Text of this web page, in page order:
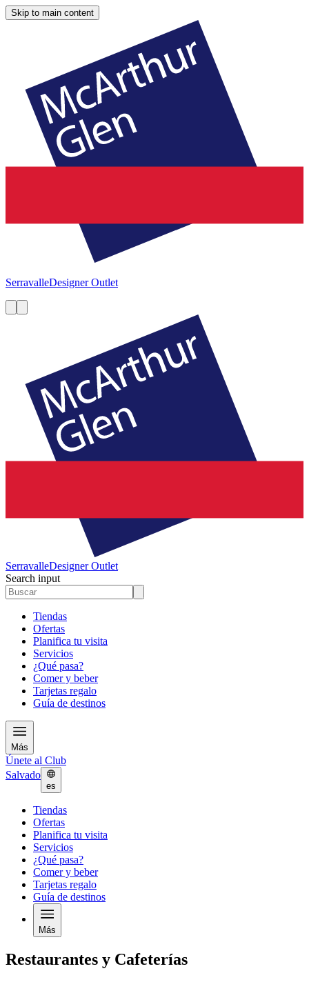
Skip to main content
SerravalleDesigner Outlet
SerravalleDesigner Outlet
Search input
Tiendas
Ofertas
Planifica tu visita
Servicios
¿Qué pasa?
Comer y beber
Tarjetas regalo
Guía de destinos
Más
Únete al Club
Salvado
es
Tiendas
Ofertas
Planifica tu visita
Servicios
¿Qué pasa?
Comer y beber
Tarjetas regalo
Guía de destinos
Más
Restaurantes y Cafeterías